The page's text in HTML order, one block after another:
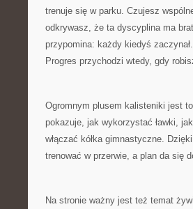
trenuje się w parku. Czujesz
odkrywasz, że ta dyscyplina ma
przypomina: każdy kiedyś
Progres przychodzi wtedy, gdy
Ogromnym plusem kalisteniki jest
pokazuje, jak wykorzystać ławki,
włączać kółka gimnastyczne.
trenować w przerwie, a plan da się
Na stronie ważny jest też temat